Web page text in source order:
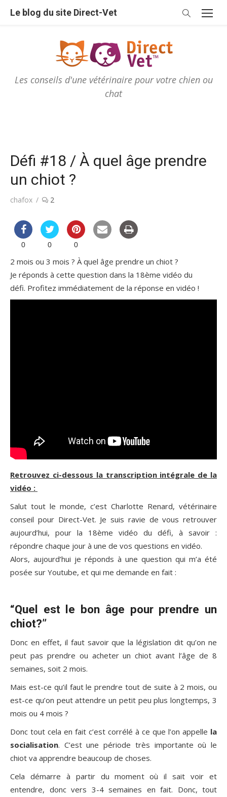
Les conseils d'une vétérinaire pour votre chien ou
chat
Le blog du site Direct-Vet
Défi #18 / À quel âge prendre
un chiot ?
Author
chafox 2
0 0 0
2 mois ou 3 mois ? À quel âge prendre un chiot ?
Je réponds à cette question dans la 18ème vidéo du
défi. Profitez immédiatement de la réponse en vidéo !
Retrouvez ci-dessous la transcription intégrale de la
vidéo :
Salut tout le monde, c’est Charlotte Renard, vétérinaire
conseil pour Direct-Vet. Je suis ravie de vous retrouver
aujourd’hui, pour la 18ème vidéo du défi, à savoir :
répondre chaque jour à une de vos questions en vidéo.
Alors, aujourd’hui je réponds à une question qui m’a été
posée sur Youtube, et qui me demande en fait :
“Quel est le bon âge pour prendre un
chiot?”
Donc en effet, il faut savoir que la législation dit qu’on ne
peut pas prendre ou acheter un chiot avant l’âge de 8
semaines, soit 2 mois.
Mais est-ce qu’il faut le prendre tout de suite à 2 mois, ou
est-ce qu’on peut attendre un petit peu plus longtemps, 3
mois ou 4 mois ?
Donc tout cela en fait c’est corrélé à ce que l’on appelle la
socialisation. C’est une période très importante où le
chiot va apprendre beaucoup de choses.
Cela démarre à partir du moment où il sait voir et
entendre, donc vers 3-4 semaines en fait. Donc, tout